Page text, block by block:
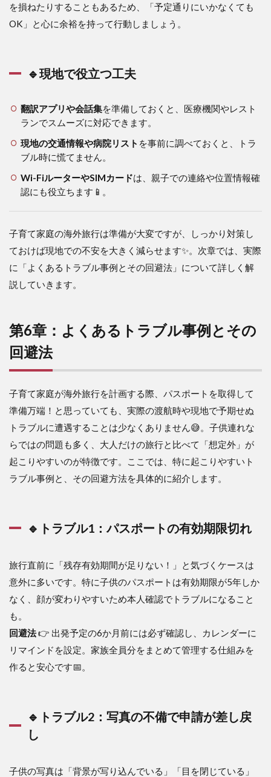
を損ねたりすることもあるため、「予定通りにいかなくても
OK」と心に余裕を持って行動しましょう。
🔹現地で役立つ工夫
翻訳アプリや会話集を準備しておくと、医療機関やレスト
ランでスムーズに対応できます。
現地の交通情報や病院リスト を事前に調べておくと、トラ
ブル時に慌てません。
Wi-FiルーターやSIMカードは、親子での連絡や位置情報確
認にも役立ちます📱。
子育て家庭の海外旅行は準備が大変ですが、しっかり対策し
ておけば現地での不安を大きく減らせます✨。次章では、実際
に「よくあるトラブル事例とその回避法」について詳しく解
説していきます。
第6章：よくあるトラブル事例とその
回避法
子育て家庭が海外旅行を計画する際、パスポートを取得して
準備万端！と思っていても、実際の渡航時や現地で予期せぬ
トラブルに遭遇することは少なくありません😅。子供連れな
らではの問題も多く、大人だけの旅行と比べて「想定外」が
起こりやすいのが特徴です。ここでは、特に起こりやすいト
ラブル事例と、その回避方法を具体的に紹介します。
🔹トラブル1：パスポートの有効期限切れ
旅行直前に「残存有効期間が足りない！」と気づくケースは
意外に多いです。特に子供のパスポートは有効期限が5年しか
なく、顔が変わりやすいため本人確認でトラブルになること
も。
回避法👉 出発予定の6か月前には必ず確認し、カレンダーに
リマインドを設定。家族全員分をまとめて管理する仕組みを
作ると安心です📅。
🔹トラブル2：写真の不備で申請が差し戻
し
子供の写真は「背景が写り込んでいる」「目を閉じている」